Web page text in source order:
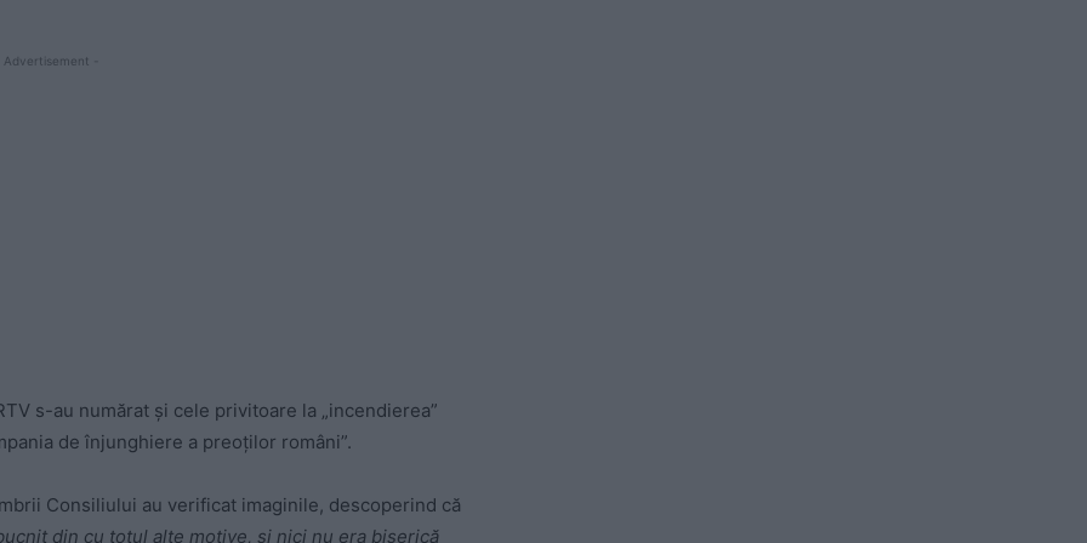
-
s-au numărat și cele privitoare la „incendierea”
de înjunghiere a preoților români”.
Consiliului au verificat imaginile, descoperind că
din cu totul alte motive, și nici nu era biserică